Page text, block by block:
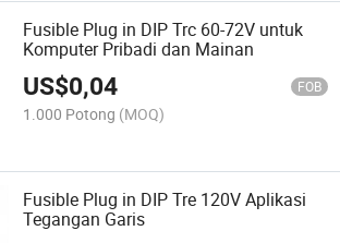
Fusible Plug in DIP Trc 60-72V untuk
Komputer Pribadi dan Mainan
US$0,04 FOB
1.000 Potong (MOQ)
Fusible Plug in DIP Tre 120V Aplikasi
Tegangan Garis